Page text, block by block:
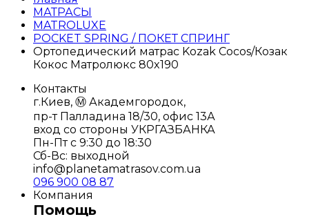
МАТРАСЫ
MATROLUXE
POCKET SPRING / ПОКЕТ СПРИНГ
Ортопедический матрас Kozak Coсos/Козак
Кокос Матролюкс 80x190
Контакты
г.Киев, Ⓜ️ Академгородок,
пр-т Палладина 18/30, офис 13А
вход со стороны УКРГАЗБАНКА
Пн-Пт с 9:30 до 18:30
Сб-Вс: выходной
info@planetamatrasov.com.ua
096 900 08 87
Компания
Помощь